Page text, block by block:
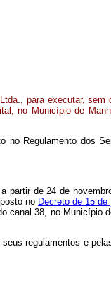
para executar, sem
no Município de
no Regulamento dos
partir de 24 de
no Decreto de 15
canal 38, no Município
regulamentos e